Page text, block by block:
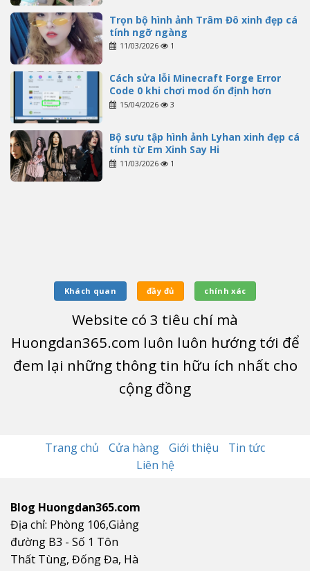
Trọn bộ hình ảnh Trâm Đô xinh đẹp cá
tính ngỡ ngàng
11/03/2026 1
Cách sửa lỗi Minecraft Forge Error
Code 0 khi chơi mod ổn định hơn
15/04/2026 3
Bộ sưu tập hình ảnh Lyhan xinh đẹp cá
tính từ Em Xinh Say Hi
11/03/2026 1
Khách quan đầy đủ chính xác
Website có 3 tiêu chí mà
Huongdan365.com luôn luôn hướng tới để
đem lại những thông tin hữu ích nhất cho
cộng đồng
Trang chủ Cửa hàng Giới thiệu
Tin tức
Liên hệ
Blog Huongdan365.com
Địa chỉ: Phòng 106,Giảng
đường B3 - Số 1 Tôn
Thất Tùng, Đống Đa, Hà